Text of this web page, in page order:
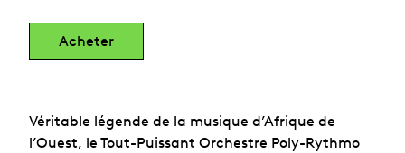
Acheter
Véritable légende de la musique d’Afrique de
l’Ouest, le Tout-Puissant Orchestre Poly-Rythmo